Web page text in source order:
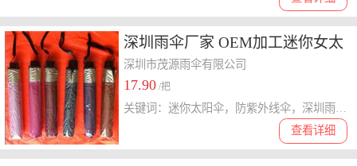
深圳雨伞厂家 OEM加工迷你女太
阳伞 生产UV防紫外线钢笔伞
深圳市茂源雨伞有限公司
17.90 /把
查看详细